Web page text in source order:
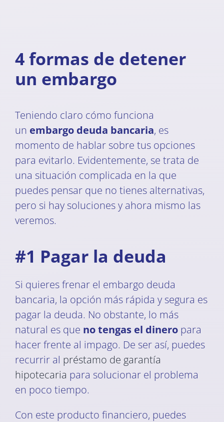
4 formas de detener
un embargo
Teniendo claro cómo funciona
un embargo deuda bancaria, es
momento de hablar sobre tus opciones
para evitarlo. Evidentemente, se trata de
una situación complicada en la que
puedes pensar que no tienes alternativas,
pero si hay soluciones y ahora mismo las
veremos.
#1 Pagar la deuda
Si quieres frenar el embargo deuda
bancaria, la opción más rápida y segura es
pagar la deuda. No obstante, lo más
natural es que no tengas el dinero para
hacer frente al impago. De ser así, puedes
recurrir al préstamo de garantía
hipotecaria para solucionar el problema
en poco tiempo.
Con este producto financiero, puedes